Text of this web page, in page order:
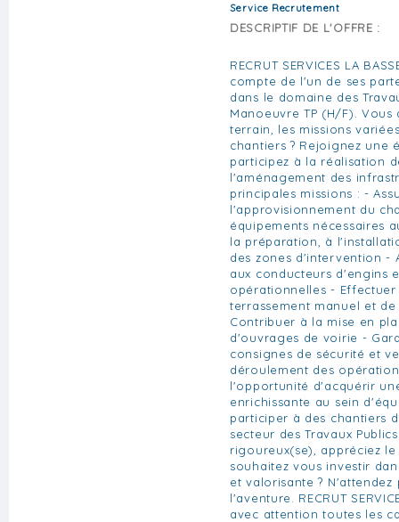
Service Recrutement
DESCRIPTIF DE L'OFFRE :
RECRUT SERVICES LA
compte de l'un de ses
dans le domaine des
Manoeuvre TP (H/F).
terrain, les missions
chantiers ? Rejoignez une
participez à la réalisation
l'aménagement des
principales missions : -
l'approvisionnement du
équipements nécessaires
la préparation, à
des zones d'intervention -
aux conducteurs d'engins
opérationnelles -
terrassement manuel et
Contribuer à la mise en
d'ouvrages de voirie -
consignes de sécurité et
déroulement des
l'opportunité d'acquérir
enrichissante au sein
participer à des chantiers
secteur des Travaux
rigoureux(se), appréciez
souhaitez vous investir
et valorisante ?
l'aventure. RECRUT
avec attention toutes les